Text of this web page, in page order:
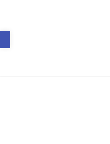
Open toolbar